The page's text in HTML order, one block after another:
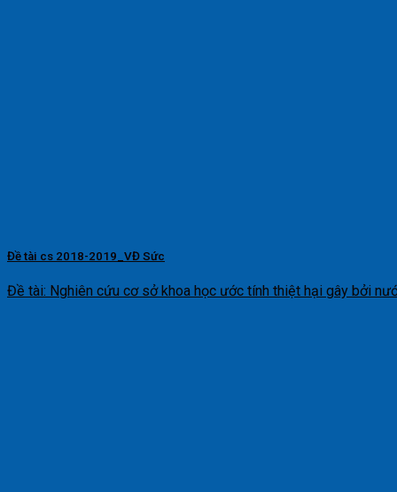
Đề tài cs 2018-2019_VĐ Sức
Đề tài: Nghiên cứu cơ sở khoa học ước tính thiệt hại gây bởi